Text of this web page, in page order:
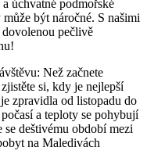
úchvatné podmořské
‍být ‍náročné. S​ našimi
pečlivě
Než začnete
si, kdy​ je nejlepší
zpravidla ‍od listopadu do
a teploty se pohybují
deštivému období mezi
na Maledivách